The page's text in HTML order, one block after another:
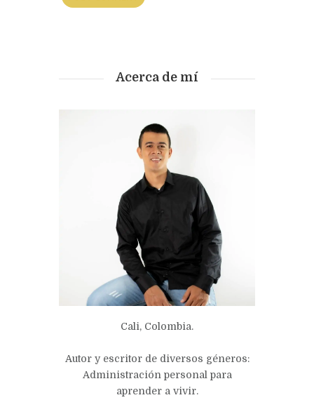
Acerca de mí
Cali, Colombia.
Autor y escritor de diversos géneros:
Administración personal para
aprender a vivir.